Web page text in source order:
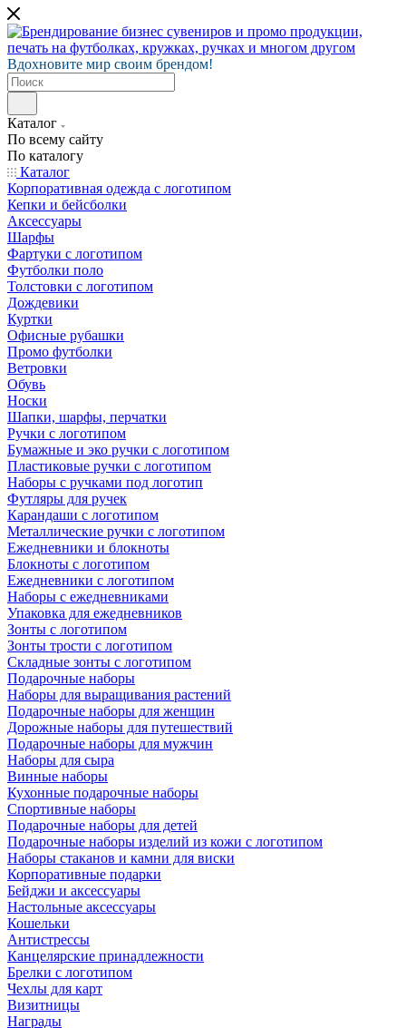
Вдохновите мир своим брендом!
Каталог
По всему сайту
По каталогу
Каталог
Корпоративная одежда с логотипом
Кепки и бейсболки
Аксессуары
Шарфы
Фартуки с логотипом
Футболки поло
Толстовки с логотипом
Дождевики
Куртки
Офисные рубашки
Промо футболки
Ветровки
Обувь
Носки
Шапки, шарфы, перчатки
Ручки с логотипом
Бумажные и эко ручки с логотипом
Пластиковые ручки с логотипом
Наборы с ручками под логотип
Футляры для ручек
Карандаши с логотипом
Металлические ручки с логотипом
Ежедневники и блокноты
Блокноты с логотипом
Ежедневники с логотипом
Наборы с ежедневниками
Упаковка для ежедневников
Зонты с логотипом
Зонты трости с логотипом
Складные зонты с логотипом
Подарочные наборы
Наборы для выращивания растений
Подарочные наборы для женщин
Дорожные наборы для путешествий
Подарочные наборы для мужчин
Наборы для сыра
Винные наборы
Кухонные подарочные наборы
Спортивные наборы
Подарочные наборы для детей
Подарочные наборы изделий из кожи с логотипом
Наборы стаканов и камни для виски
Корпоративные подарки
Бейджи и аксессуары
Настольные аксессуары
Кошельки
Антистрессы
Канцелярские принадлежности
Брелки с логотипом
Чехлы для карт
Визитницы
Награды